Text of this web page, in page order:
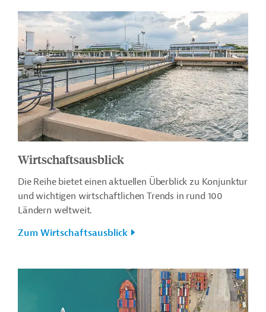
Wirtschaftsausblick
Die Reihe bietet einen aktuellen Überblick zu Konjunktur
und wichtigen wirtschaftlichen Trends in rund 100
Ländern weltweit.
Zum Wirtschaftsausblick